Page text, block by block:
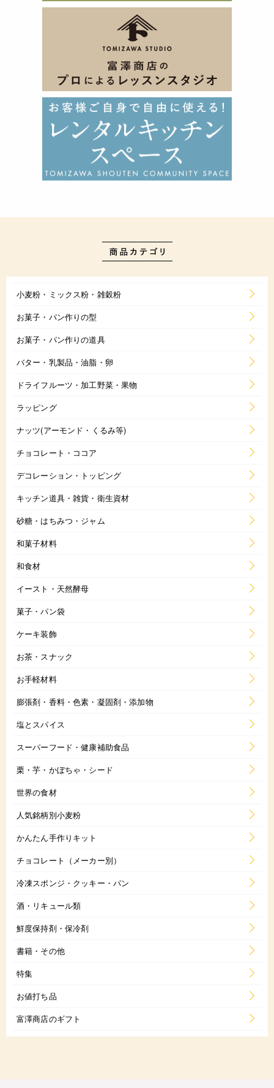
小麦粉・ミックス粉・雑穀粉
お菓子・パン作りの型
お菓子・パン作りの道具
バター・乳製品・油脂・卵
ドライフルーツ・加工野菜・果物
ラッピング
ナッツ(アーモンド・くるみ等)
チョコレート・ココア
デコレーション・トッピング
キッチン道具・雑貨・衛生資材
砂糖・はちみつ・ジャム
和菓子材料
和食材
イースト・天然酵母
菓子・パン袋
ケーキ装飾
お茶・スナック
お手軽材料
膨張剤・香料・色素・凝固剤・添加物
塩とスパイス
スーパーフード・健康補助食品
栗・芋・かぼちゃ・シード
世界の食材
人気銘柄別小麦粉
かんたん手作りキット
チョコレート（メーカー別）
冷凍スポンジ・クッキー・パン
酒・リキュール類
鮮度保持剤・保冷剤
書籍・その他
特集
お値打ち品
富澤商店のギフト